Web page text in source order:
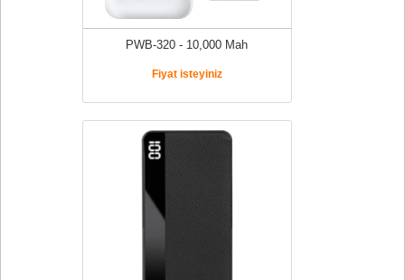
PWB-320 - 10,000 Mah
Fiyat isteyiniz